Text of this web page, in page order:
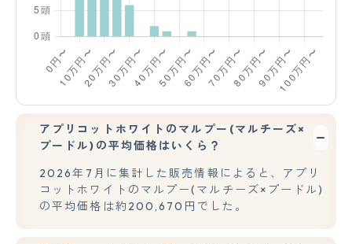
アプリコットホワイトのマルプー(マルチーズ×
プードル)の平均価格はいくら？
2026年7月に集計した販売情報によると、アプリ
コットホワイトのマルプー(マルチーズ×プードル)
の平均価格は約200,670円でした。